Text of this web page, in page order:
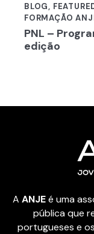
BLOG,
FORMAÇÃO
PNL –
edição
A ANJEé uma
pública que
portugueses e